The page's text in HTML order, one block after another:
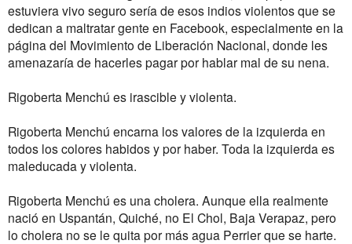
estuviera vivo seguro sería de esos indios violentos que se
dedican a maltratar gente en Facebook, especialmente en la
página del Movimiento de Liberación Nacional, donde les
amenazaría de hacerles pagar por hablar mal de su nena.
Rigoberta Menchú es irascible y violenta.
Rigoberta Menchú encarna los valores de la izquierda en
todos los colores habidos y por haber. Toda la izquierda es
maleducada y violenta.
Rigoberta Menchú es una cholera. Aunque ella realmente
nació en Uspantán, Quiché, no El Chol, Baja Verapaz, pero
lo cholera no se le quita por más agua Perrier que se harte.